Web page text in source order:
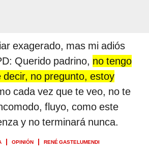
exagerado, mas mi adiós
Querido padrino, no tengo
decir, no pregunto, estoy
cada vez que te veo, no te
fluyo, como este
y no terminará nunca.
OPINIÓN
RENÉ GASTELUMENDI